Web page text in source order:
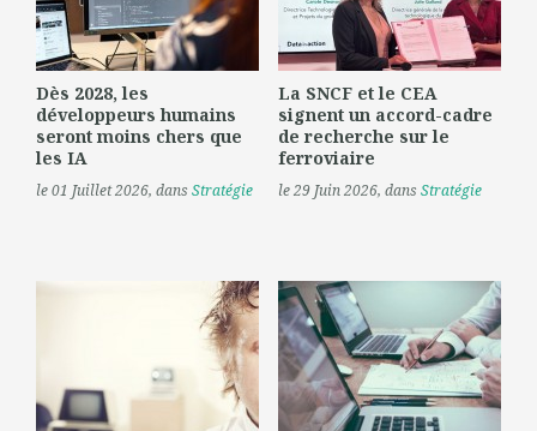
Dès 2028, les
développeurs humains
seront moins chers que
les IA
le 01 Juillet 2026, dansStratégie
La SNCF et le CEA
signent un accord-cadre
de recherche sur le
ferroviaire
le 29 Juin 2026, dansStratégie